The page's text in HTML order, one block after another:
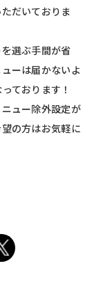
だいておりま
選ぶ手間が省
ーは届かないよ
ております！
ュー除外設定が
の方はお気軽に